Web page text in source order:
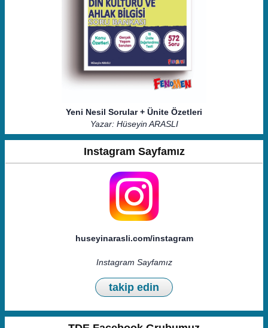
Yeni Nesil Sorular + Ünite Özetleri
Yazar: Hüseyin ARASLI
Instagram Sayfamız
huseyinarasli.com/instagram
Instagram Sayfamız
takip edin